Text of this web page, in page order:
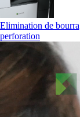
Elimination de
perforation